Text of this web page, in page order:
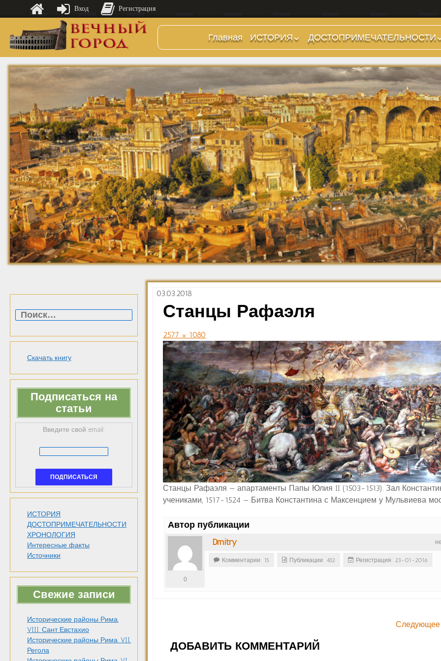
Главная
ИСТОРИЯ
Предыстория
Царский период
(753-509 гг до н.э.)
Ранняя Республика
(509-265 гг до н.э.)
Поздняя Республика
(264-27 гг до н.э.)
Империя. Принципат
(27 г до н.э. — 284 г
н.э.)
Империя. Доминат
(284-476 гг)
Темные Века. Готы
Темные Века.
Экзархат
Средневековье
Возрождение и
Барокко
ДОСТОПРИМЕЧАТЕЛЬНОСТИ
Холмы и остров.
Районы
Форумы, Площади,
Дороги
Стадионы, Термы
Музеи
Дохристианские
храмы
Христианские храмы,
базилики etc.
Дворцы
Арки, колонны и
обелиски
Фонтаны
Скачать книгу
Подписаться на
статьи
Введите свой email:
ИСТОРИЯ
ДОСТОПРИМЕЧАТЕЛЬНОСТИ
ХРОНОЛОГИЯ
Интересные факты
Источники
Свежие записи
Исторические районы Рима.
VIII. Сант Евстахио
Исторические районы Рима. VII.
Регола
03.03.2018
Станцы Рафаэля
2577 × 1080
Станцы Рафаэля — апартаменты Папы Юлия II (1503-1513). Зал
учениками, 1517-1524 — Битва Константина с Максенцием у Мульвиева
Автор публикации
Dmitry
0
Комментарии: 15 Публикации: 432 Регистрация: 23-01-2016
Следующее
ДОБАВИТЬ КОММЕНТАРИЙ
Вход Регистрация